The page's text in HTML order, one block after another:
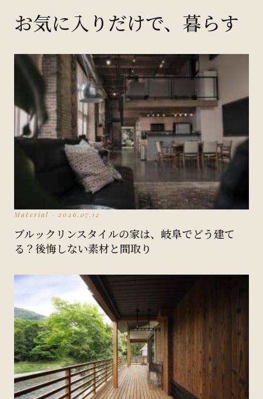
お気に入りだけで、暮らす
Material · 2026.07.12
ブルックリンスタイルの家は、岐阜でどう建て
る？後悔しない素材と間取り